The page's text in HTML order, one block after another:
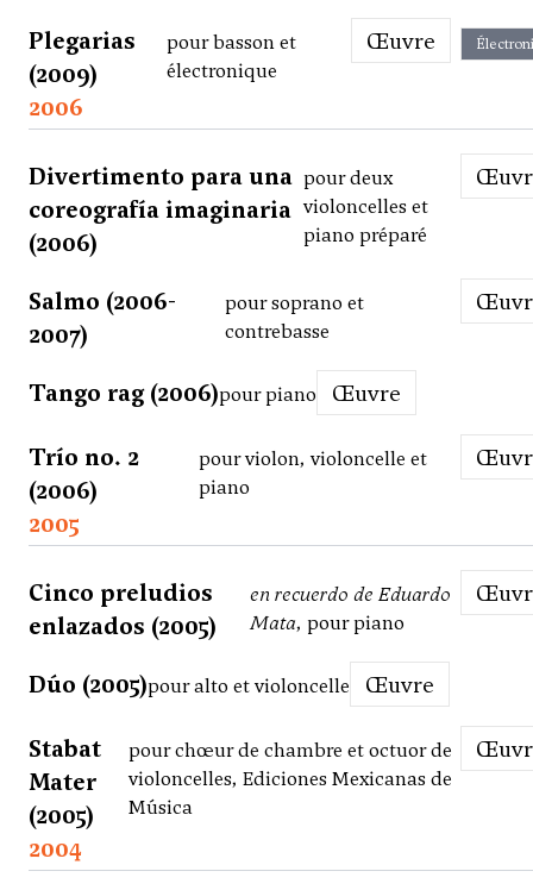
Plegarias
(2009)
pour basson et
électronique
Œuvre
2006
Divertimento para una
coreografía imaginaria
(2006)
pour deux
violoncelles et
piano préparé
Salmo (2006-
2007)
pour soprano et
contrebasse
Tango rag (2006)pour piano Œuvre
Trío no. 2
(2006)
pour violon, violoncelle et
piano
2005
Cinco preludios
enlazados (2005)
en recuerdo de Eduardo
Mata, pour piano
Dúo (2005)pour alto et violoncelle Œuvre
Stabat
Mater
(2005)
pour chœur de chambre et octuor de
violoncelles, Ediciones Mexicanas de
Música
2004